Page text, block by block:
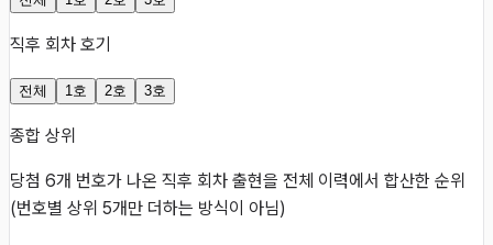
직후 회차 호기
전체 1호 2호 3호
종합 상위
당첨 6개 번호가 나온 직후 회차 출현을 전체 이력에서 합산한 순위
(번호별 상위 5개만 더하는 방식이 아님)